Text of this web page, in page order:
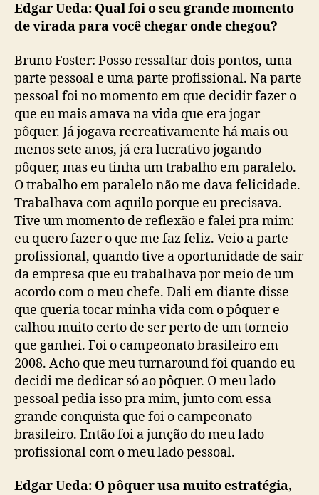
Edgar Ueda: Qual foi o seu grande momento
de virada para você chegar onde chegou?
Bruno Foster: Posso ressaltar dois pontos, uma
parte pessoal e uma parte profissional. Na parte
pessoal foi no momento em que decidir fazer o
que eu mais amava na vida que era jogar
pôquer. Já jogava recreativamente há mais ou
menos sete anos, já era lucrativo jogando
pôquer, mas eu tinha um trabalho em paralelo.
O trabalho em paralelo não me dava felicidade.
Trabalhava com aquilo porque eu precisava.
Tive um momento de reflexão e falei pra mim:
eu quero fazer o que me faz feliz. Veio a parte
profissional, quando tive a oportunidade de sair
da empresa que eu trabalhava por meio de um
acordo com o meu chefe. Dali em diante disse
que queria tocar minha vida com o pôquer e
calhou muito certo de ser perto de um torneio
que ganhei. Foi o campeonato brasileiro em
2008. Acho que meu turnaround foi quando eu
decidi me dedicar só ao pôquer. O meu lado
pessoal pedia isso pra mim, junto com essa
grande conquista que foi o campeonato
brasileiro. Então foi a junção do meu lado
profissional com o meu lado pessoal.
Edgar Ueda: O pôquer usa muito estratégia,